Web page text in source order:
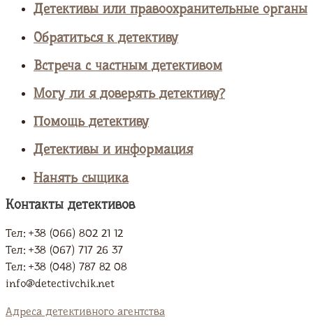
Детективы или правоохранительные органы
Обратиться к детективу
Встреча с частным детективом
Могу ли я доверять детективу?
Помощь детективу
Детективы и информация
Нанять сыщика
Контакты детективов
Тел: +38 (066) 802 21 12
Тел: +38 (067) 717 26 37
Тел: +38 (048) 787 82 08
info@detectivchik.net
Адреса детективного агентства